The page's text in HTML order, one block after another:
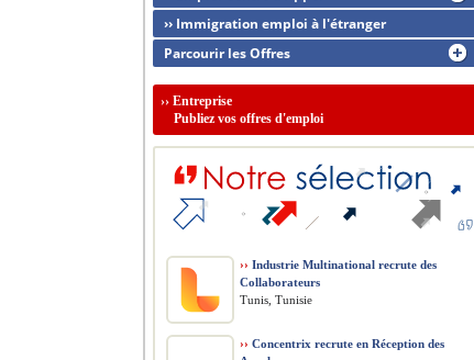
›› Immigration emploi à l'étranger
Parcourir les Offres
›› Entreprise
Publiez vos offres d'emploi
›› Industrie Multinational recrute des
Collaborateurs
Tunis, Tunisie
›› Concentrix recrute en Réception des